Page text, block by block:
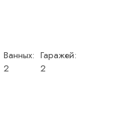
Ванных:
2
Гаражей:
2